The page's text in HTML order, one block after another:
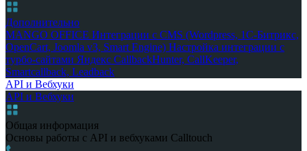
Дополнительно
MANGO OFFICE Интеграции с CMS (Wordpress, 1С-Битрикс,
OpenCart, Joomla v3, Smart Engine) Настройка интеграции с
турбо-сайтами Яндекс CallbackHunter, CallKeeper,
Smartcallback, Leadback
API и Вебхуки
API и Вебхуки
Общая информация
Основы работы с API и вебхуками Calltouch